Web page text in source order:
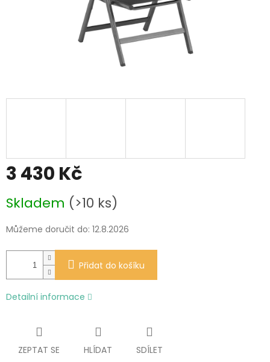
3 430 Kč
cena:
Skladem (>10 ks)
Můžeme doručit do: 12.8.2026
Přidat do košíku
Detailní informace
ZEPTAT SE HLÍDAT SDÍLET